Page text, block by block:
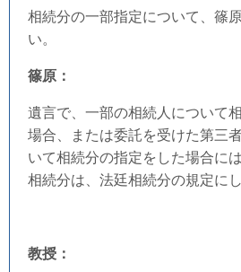
相続分の一部指定について、篠
い。
篠原：
遺言で、一部の相続人について
場合、または委託を受けた第三
いて相続分の指定をした場合に
相続分は、法廷相続分の規定に
教授：